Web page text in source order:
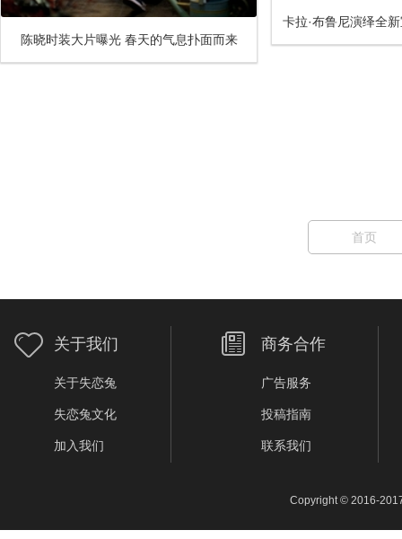
陈晓时装大片曝光 春天的气息扑面而来
卡拉·布鲁尼演绎全
首页
关于我们
关于失恋兔
失恋兔文化
加入我们
商务合作
广告服务
投稿指南
联系我们
Copyright © 2016-